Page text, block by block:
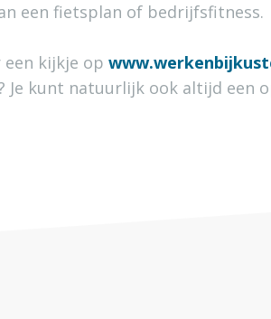
een fietsplan of bedrijfsfitness.
kijkje op
Je kunt natuurlijk ook altijd een